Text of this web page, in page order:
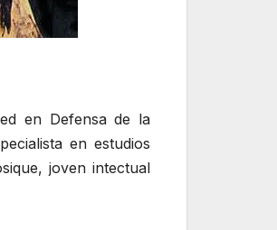
en Defensa de la
en estudios
joven intectual